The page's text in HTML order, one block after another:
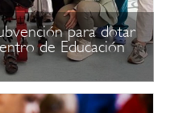
para dotar
de Educación